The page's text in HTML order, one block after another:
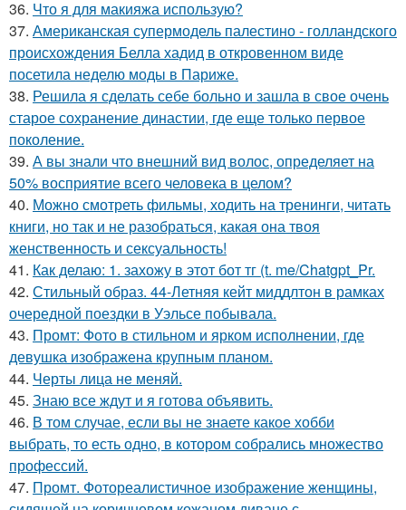
36. Что я для макияжа использую?
37. Американская супермодель палестино - голландского
происхождения Белла хадид в откровенном виде
посетила неделю моды в Париже.
38. Решила я сделать себе больно и зашла в свое очень
старое сохранение династии, где еще только первое
поколение.
39. А вы знали что внешний вид волос, определяет на
50% восприятие всего человека в целом?
40. Можно смотреть фильмы, ходить на тренинги, читать
книги, но так и не разобраться, какая она твоя
женственность и сексуальность!
41. Как делаю: 1. захожу в этот бот тг (t. me/Chatgpt_Pr.
42. Стильный образ. 44-Летняя кейт миддлтон в рамках
очередной поездки в Уэльсе побывала.
43. Промт: Фото в стильном и ярком исполнении, где
девушка изображена крупным планом.
44. Черты лица не меняй.
45. Знаю все ждут и я готова объявить.
46. В том случае, если вы не знаете какое хобби
выбрать, то есть одно, в котором собрались множество
профессий.
47. Промт. Фотореалистичное изображение женщины,